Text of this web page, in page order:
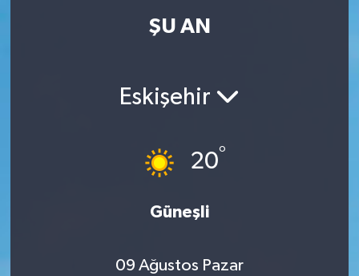
ŞU AN
Eskişehir
20°
Güneşli
09 Ağustos Pazar
Dumlupınar